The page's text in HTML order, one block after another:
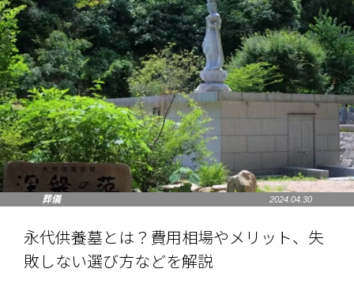
葬儀 2024.04.30
永代供養墓とは？費用相場やメリット、失
敗しない選び方などを解説